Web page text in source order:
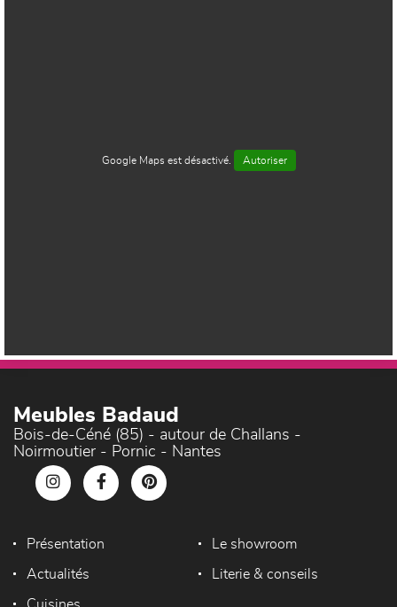
Google Maps est désactivé. Autoriser
Meubles Badaud
Bois-de-Céné (85) - autour de Challans -
Noirmoutier - Pornic - Nantes
Présentation Le showroom
Actualités Literie & conseils